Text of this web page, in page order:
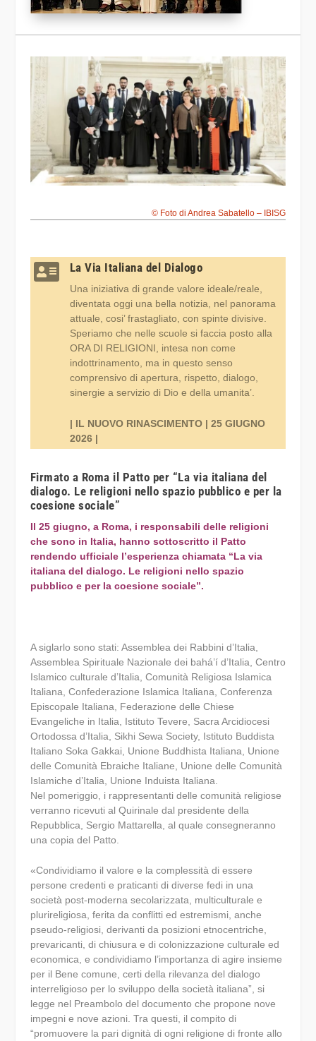
© Foto di Andrea Sabatello – IBISG
 La Via Italiana del Dialogo
Una iniziativa di grande valore ideale/reale,
diventata oggi una bella notizia, nel panorama
attuale, cosi’ frastagliato, con spinte divisive.
Speriamo che nelle scuole si faccia posto alla
ORA DI RELIGIONI, intesa non come
indottrinamento, ma in questo senso
comprensivo di apertura, rispetto, dialogo,
sinergie a servizio di Dio e della umanita’.
| IL NUOVO RINASCIMENTO | 25 GIUGNO
2026 |
Firmato a Roma il Patto per “La via italiana del
dialogo. Le religioni nello spazio pubblico e per la
coesione sociale”
Il 25 giugno, a Roma, i responsabili delle religioni
che sono in Italia, hanno sottoscritto il Patto
rendendo ufficiale l’esperienza chiamata “La via
italiana del dialogo. Le religioni nello spazio
pubblico e per la coesione sociale”.
A siglarlo sono stati: Assemblea dei Rabbini d’Italia,
Assemblea Spirituale Nazionale dei bahá’í d’Italia, Centro
Islamico culturale d’Italia, Comunità Religiosa Islamica
Italiana, Confederazione Islamica Italiana, Conferenza
Episcopale Italiana, Federazione delle Chiese
Evangeliche in Italia, Istituto Tevere, Sacra Arcidiocesi
Ortodossa d’Italia, Sikhi Sewa Society, Istituto Buddista
Italiano Soka Gakkai, Unione Buddhista Italiana, Unione
delle Comunità Ebraiche Italiane, Unione delle Comunità
Islamiche d’Italia, Unione Induista Italiana.
Nel pomeriggio, i rappresentanti delle comunità religiose
verranno ricevuti al Quirinale dal presidente della
Repubblica, Sergio Mattarella, al quale consegneranno
una copia del Patto.
«Condividiamo il valore e la complessità di essere
persone credenti e praticanti di diverse fedi in una
società post-moderna secolarizzata, multiculturale e
plurireligiosa, ferita da conflitti ed estremismi, anche
pseudo-religiosi, derivanti da posizioni etnocentriche,
prevaricanti, di chiusura e di colonizzazione culturale ed
economica, e condividiamo l’importanza di agire insieme
per il Bene comune, certi della rilevanza del dialogo
interreligioso per lo sviluppo della società italiana”, si
legge nel Preambolo del documento che propone nove
impegni e nove azioni. Tra questi, il compito di
“promuovere la pari dignità di ogni religione di fronte allo